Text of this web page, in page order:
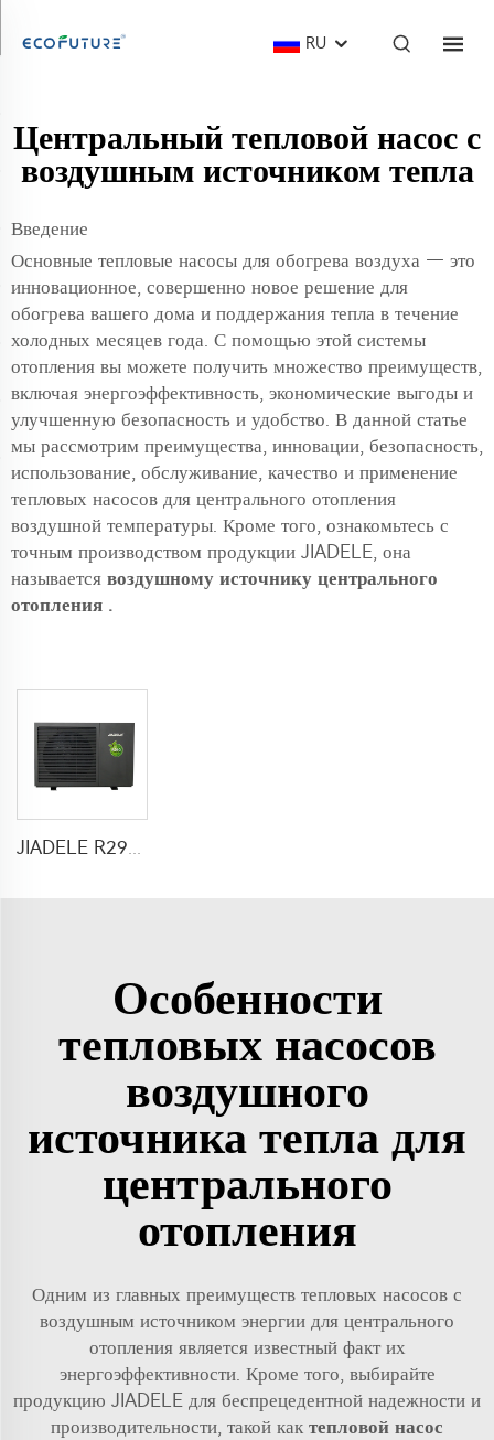
RU
Центральный тепловой насос с
воздушным источником тепла
Введение
Основные тепловые насосы для обогрева воздуха — это
инновационное, совершенно новое решение для
обогрева вашего дома и поддержания тепла в течение
холодных месяцев года. С помощью этой системы
отопления вы можете получить множество преимуществ,
включая энергоэффективность, экономические выгоды и
улучшенную безопасность и удобство. В данной статье
мы рассмотрим преимущества, инновации, безопасность,
использование, обслуживание, качество и применение
тепловых насосов для центрального отопления
воздушной температуры. Кроме того, ознакомьтесь с
точным производством продукции JIADELE, она
называется воздушному источнику центрального
отопления .
JIADELE R290 Полностью DC Инверторный Тепловой Насос для Отопления, Охлаждения и Подогрева Горячей Воды для Центрального Отопления Системы Air to Water Heatpump System pompa ciepla
Особенности
тепловых насосов
воздушного
источника тепла для
центрального
отопления
Одним из главных преимуществ тепловых насосов с
воздушным источником энергии для центрального
отопления является известный факт их
энергоэффективности. Кроме того, выбирайте
продукцию JIADELE для беспрецедентной надежности и
производительности, такой как тепловой насос